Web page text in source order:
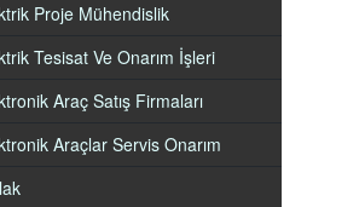
Proje Mühendislik
Tesisat Ve Onarım İşleri
Araç Satış Firmaları
Araçlar Servis Onarım